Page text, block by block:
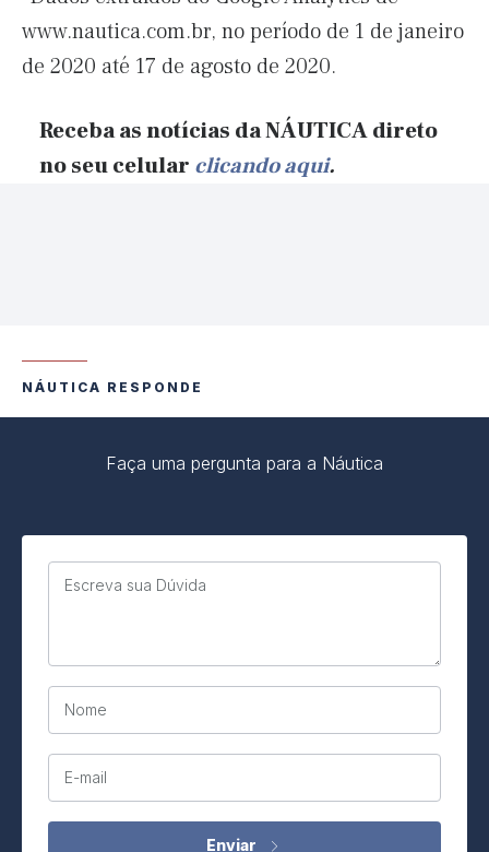
www.nautica.com.br, no período de 1 de janeiro
de 2020 até 17 de agosto de 2020.
Receba as notícias da NÁUTICA direto
no seu celular clicando aqui.
NÁUTICA RESPONDE
Faça uma pergunta para a Náutica
Escreva sua Dúvida
Nome
E-mail